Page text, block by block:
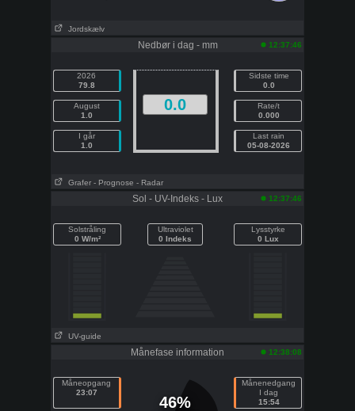
Jordskælv
Nedbør i dag - mm 12:37:46
2026
79.8
August
1.0
I går
1.0
0.0
Sidste time
0.0
Rate/t
0.000
Last rain
05-08-2026
Grafer - Prognose - Radar
Sol - UV-Indeks - Lux 12:37:46
Solstråling
0 W/m²
Ultraviolet
0 Indeks
Lysstyrke
0 Lux
UV-guide
Månefase information 12:38:08
Måneopgang
23:07
46%
Månenedgang
I dag
15:54